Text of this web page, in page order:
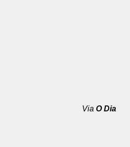
Via O Dia